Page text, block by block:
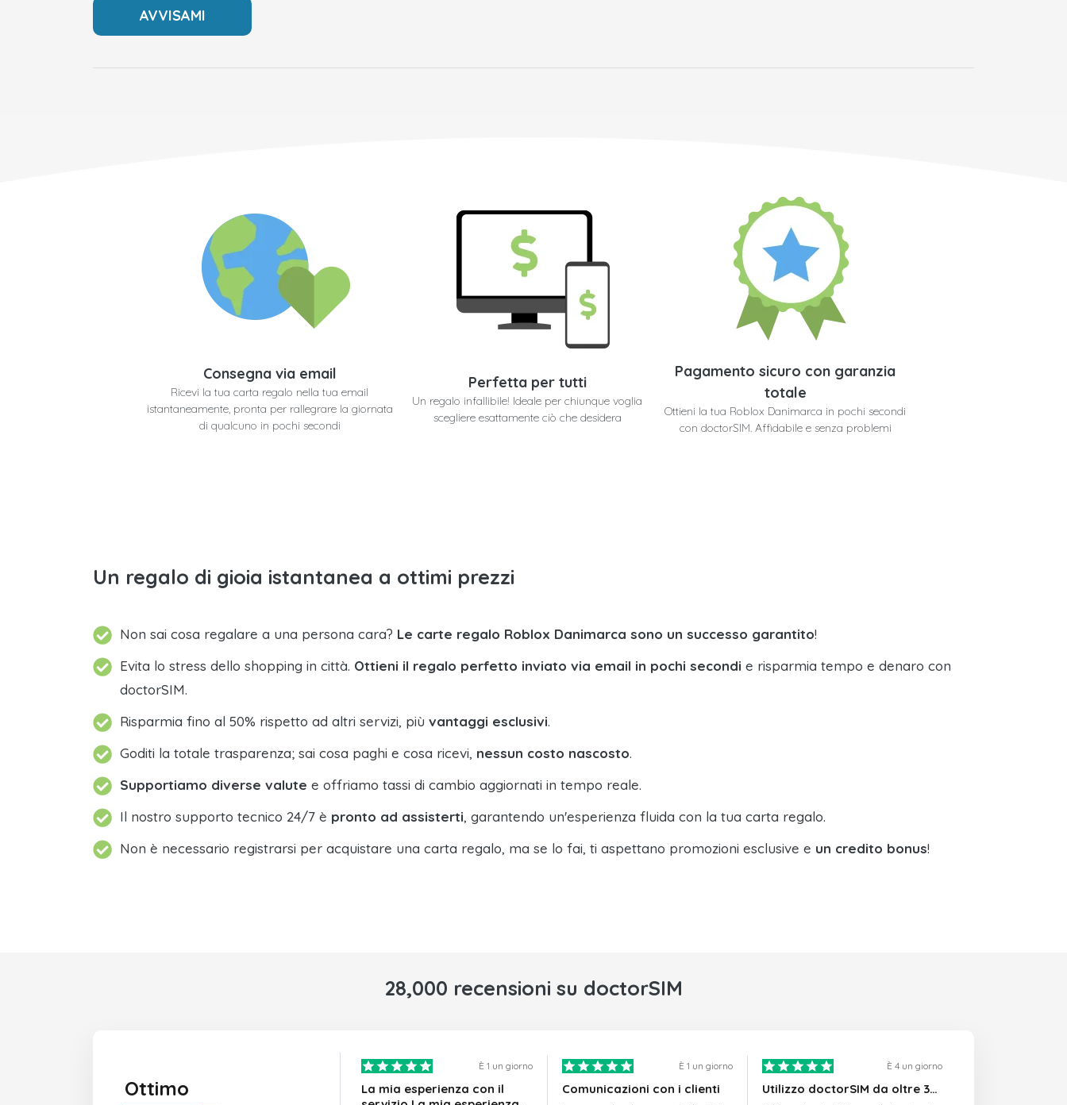
Consegna via email
Ricevi la tua carta regalo nella tua email
istantaneamente, pronta per rallegrare la giornata
di qualcuno in pochi secondi
Perfetta per tutti
Un regalo infallibile! Ideale per chiunque voglia
scegliere esattamente ciò che desidera
Pagamento sicuro con garanzia
totale
Ottieni la tua Roblox Danimarca in pochi secondi
con doctorSIM. Affidabile e senza problemi
Un regalo di gioia istantanea a ottimi prezzi
Non sai cosa regalare a una persona cara? Le carte regalo Roblox Danimarca sono un successo garantito!
Evita lo stress dello shopping in città. Ottieni il regalo perfetto inviato via email in pochi secondi e risparmia tempo e denaro con
doctorSIM.
Risparmia fino al 50% rispetto ad altri servizi, più vantaggi esclusivi.
Goditi la totale trasparenza; sai cosa paghi e cosa ricevi, nessun costo nascosto.
Supportiamo diverse valute e offriamo tassi di cambio aggiornati in tempo reale.
Il nostro supporto tecnico 24/7 è pronto ad assisterti, garantendo un'esperienza fluida con la tua carta regalo.
Non è necessario registrarsi per acquistare una carta regalo, ma se lo fai, ti aspettano promozioni esclusive e un credito bonus!
28,000 recensioni su doctorSIM
Ottimo
È 1 un giorno
La mia esperienza con il
È 1 un giorno
Comunicazioni con i clienti
È 4 un giorno
Utilizzo doctorSIM da oltre 3…